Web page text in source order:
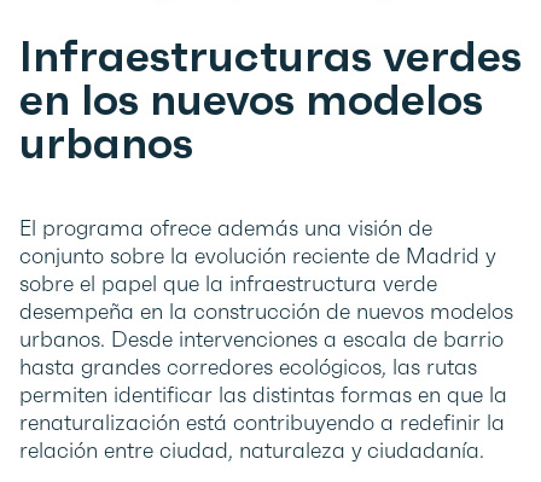
Infraestructuras verdes
en los nuevos modelos
urbanos
El programa ofrece además una visión de
conjunto sobre la evolución reciente de Madrid y
sobre el papel que la infraestructura verde
desempeña en la construcción de nuevos modelos
urbanos. Desde intervenciones a escala de barrio
hasta grandes corredores ecológicos, las rutas
permiten identificar las distintas formas en que la
renaturalización está contribuyendo a redefinir la
relación entre ciudad, naturaleza y ciudadanía.